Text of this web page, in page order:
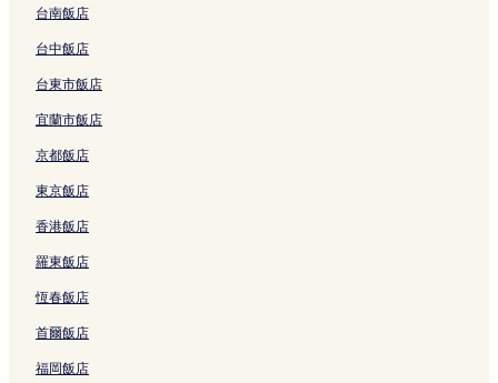
p
的
結
b
I
G
的
連
結
結
a
的
結
i
e
L
i
n
k
o
u
連
台南飯店
台中飯店
台東市飯店
宜蘭市飯店
京都飯店
東京飯店
香港飯店
羅東飯店
恆春飯店
首爾飯店
福岡飯店